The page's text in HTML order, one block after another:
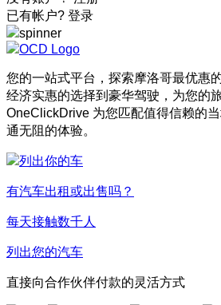
已有帐户? 登录
您的一站式平台，探索摩洛哥最优惠
经济实惠的选择到豪华驾驶，为您的
OneClickDrive 为您匹配值得信赖的
通无阻的体验。
有汽车出租或出售吗？
每天接触数千人
列出您的汽车
直接向合作伙伴付款的灵活方式